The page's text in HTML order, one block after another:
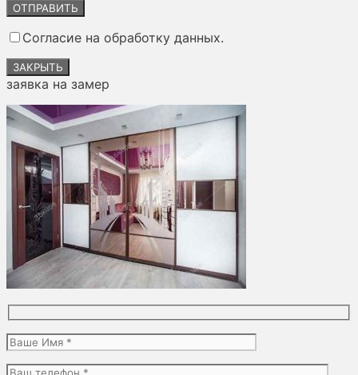
это
пустым.
Согласие на обработку данных.
ЗАКРЫТЬ
заявка на замер